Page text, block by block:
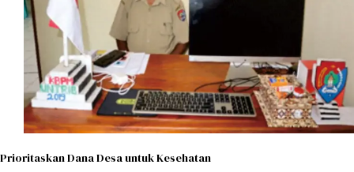
Prioritaskan Dana Desa untuk Kesehatan